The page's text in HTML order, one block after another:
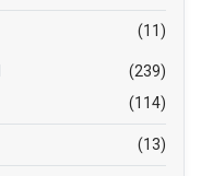
(11)
(239)
(114)
(13)